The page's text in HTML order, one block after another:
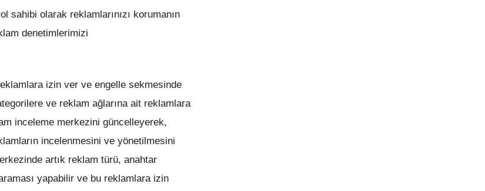
sahibi olarak reklamlarınızı korumanın
denetimlerimizi
izin ver ve engelle sekmesinde
ve reklam ağlarına ait reklamlara
inceleme merkezini güncelleyerek,
incelenmesini ve yönetilmesini
artık reklam türü, anahtar
yapabilir ve bu reklamlara izin